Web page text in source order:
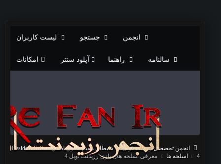
انجمن جستجو لیست کاربران
سالنامه راهنما آپلود سنتر امکانات
انجمن تخصصی رزیدنت اویل شيطان مقيم: سري اصلي
Resident Evil
4
اسلحه ها معرفی اسلحه های بازی رزیدنت اویل 4